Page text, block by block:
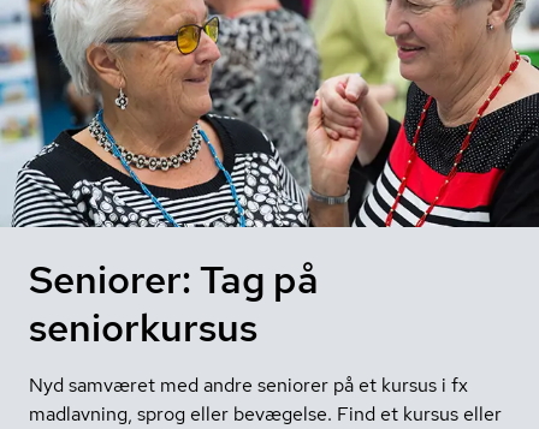
Seniorer: Tag på
seniorkursus
Nyd samværet med andre seniorer på et kursus i fx
madlavning, sprog eller bevægelse. Find et kursus eller